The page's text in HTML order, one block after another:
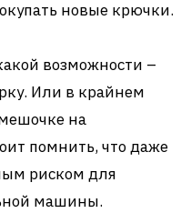
новые крючки.
возможности –
Или в крайнем
на
помнить, что даже
риском для
машины.